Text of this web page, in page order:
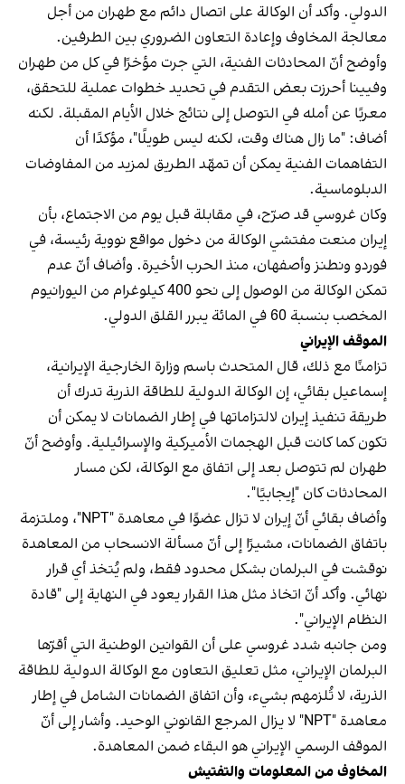
الدولي. وأكد أن الوكالة على اتصال دائم مع طهران من أجل
معالجة المخاوف وإعادة التعاون الضروري بين الطرفين.
وأوضح أنّ المحادثات الفنية، التي جرت مؤخرًا في كل من طهران
وفيينا أحرزت بعض التقدم في تحديد خطوات عملية للتحقق،
معربًا عن أمله في التوصل إلى نتائج خلال الأيام المقبلة. لكنه
أضاف: "ما زال هناك وقت، لكنه ليس طويلًا"، مؤكدًا أن
التفاهمات الفنية يمكن أن تمهّد الطريق لمزيد من المفاوضات
الدبلوماسية.
وكان غروسي قد صرّح، في مقابلة قبل يوم من الاجتماع، بأن
إيران منعت مفتشي الوكالة من دخول مواقع نووية رئيسة، في
فوردو ونطنز وأصفهان، منذ الحرب الأخيرة. وأضاف أنّ عدم
تمكن الوكالة من الوصول إلى نحو 400 كيلوغرام من اليورانيوم
المخصب بنسبة 60 في المائة يبرر القلق الدولي.
الموقف الإيراني
تزامنًا مع ذلك، قال المتحدث باسم وزارة الخارجية الإيرانية،
إسماعيل بقائي، إن الوكالة الدولية للطاقة الذرية تدرك أن
طريقة تنفيذ إيران لالتزاماتها في إطار الضمانات لا يمكن أن
تكون كما كانت قبل الهجمات الأميركية والإسرائيلية. وأوضح أنّ
طهران لم تتوصل بعد إلى اتفاق مع الوكالة، لكن مسار
المحادثات كان "إيجابيًا".
وأضاف بقائي أنّ إيران لا تزال عضوًا في معاهدة "NPT"، وملتزمة
باتفاق الضمانات، مشيرًا إلى أنّ مسألة الانسحاب من المعاهدة
نوقشت في البرلمان بشكل محدود فقط، ولم يُتخذ أي قرار
نهائي. وأكد أنّ اتخاذ مثل هذا القرار يعود في النهاية إلى "قادة
النظام الإيراني".
ومن جانبه شدد غروسي على أن القوانين الوطنية التي أقرّها
البرلمان الإيراني، مثل تعليق التعاون مع الوكالة الدولية للطاقة
الذرية، لا تُلزمهم بشيء، وأن اتفاق الضمانات الشامل في إطار
معاهدة "NPT" لا يزال المرجع القانوني الوحيد. وأشار إلى أنّ
الموقف الرسمي الإيراني هو البقاء ضمن المعاهدة.
المخاوف من المعلومات والتفتيش